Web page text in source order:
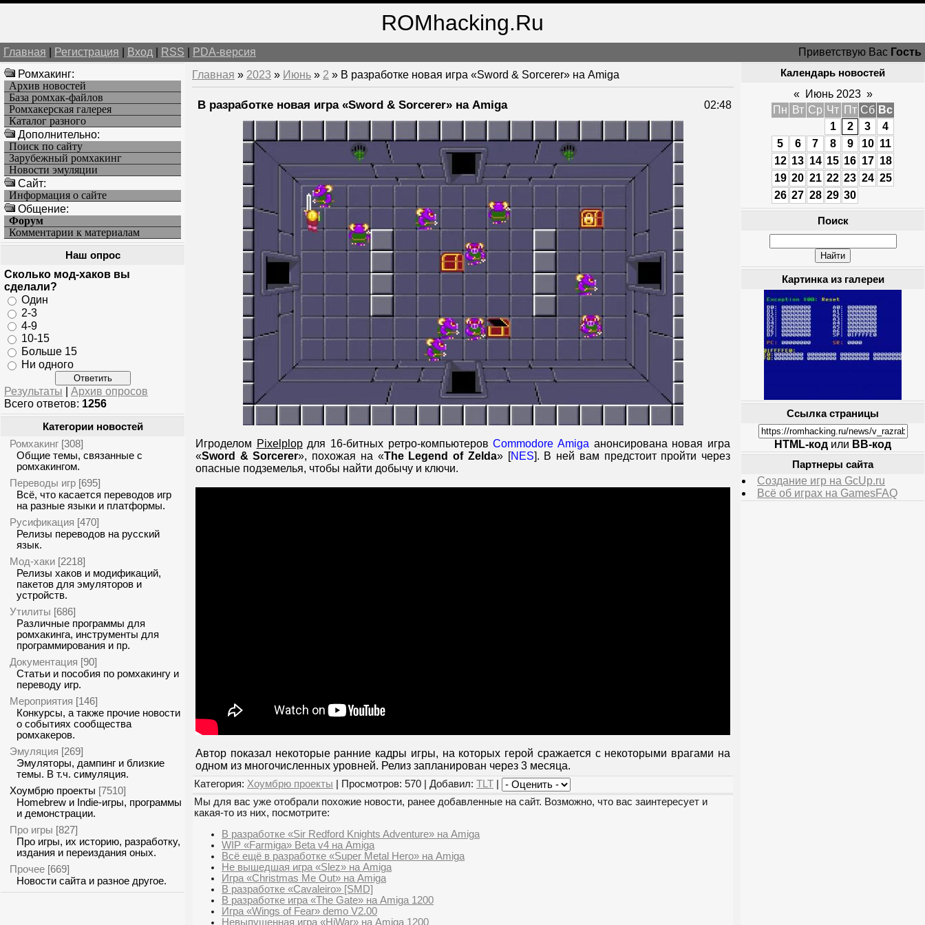
ROMhacking.Ru
Главная Регистрация Вход RSS PDA-версия Приветствую Вас Гость
Ромхакинг:
Архив новостей
База ромхак-файлов
Ромхакерская галерея
Каталог разного
Дополнительно:
Поиск по сайту
Зарубежный ромхакинг
Новости эмуляции
Cайт:
Информация о сайте
Общение:
Форум
Комментарии к материалам
Наш опрос
Сколько мод-хаков вы
сделали?
Один
2-3
4-9
10-15
Больше 15
Ни одного
Результаты
Архив опросов
Всего ответов: 1256
Категории новостей
Ромхакинг [308]
Общие темы, связанные с
ромхакингом.
Переводы игр [695]
Всё, что касается переводов игр
на разные языки и платформы.
Русификация [470]
Релизы переводов на русский
язык.
Мод-хаки [2218]
Релизы хаков и модификаций,
пакетов для эмуляторов и
устройств.
Утилиты [686]
Различные программы для
ромхакинга, инструменты для
программирования и пр.
Документация [90]
Статьи и пособия по ромхакингу и
переводу игр.
Мероприятия [146]
Конкурсы, а также прочие новости
о событиях сообщества
ромхакеров.
Эмуляция [269]
Эмуляторы, дампинг и близкие
темы. В т.ч. симуляция.
Хоумбрю проекты [7510]
Homebrew и Indie-игры, программы
и демонстрации.
Про игры [827]
Про игры, их историю, разработку,
издания и переиздания оных.
Прочее [669]
Новости сайта и разное другое.
Главная » 2023 » Июнь » 2 » В разработке новая игра «Sword & Sorcerer» на Amiga
В разработке новая игра «Sword & Sorcerer» на Amiga 02:48
Игроделом Pixelplopдля 16-битных ретро-компьютеровCommodore Amiga анонсирована новая игра
«Sword & Sorcerer», похожая на «The Legend of Zelda» [NES]. В ней вам предстоит пройти через
опасные подземелья, чтобы найти добычу и ключи.
Автор показал некоторые ранние кадры игры, на которых герой сражается с некоторыми врагами на
одном из многочисленных уровней. Релиз запланирован через 3 месяца.
Категория: Хоумбрю проекты | Просмотров: 570 | Добавил: TLT
Мы для вас уже отобрали похожие новости, ранее добавленные на сайт. Возможно, что вас заинтересует и
какая-то из них, посмотрите:
В разработке «Sir Redford Knights Adventure» на Amiga
WIP «Farmiga» Beta v4 на Amiga
Всё ещё в разработке «Super Metal Hero» на Amiga
Не вышедшая игра «Slez» на Amiga
Игра «Christmas Me Out» на Amiga
В разработке «Cavaleiro» [SMD]
В разработке игра «The Gate» на Amiga 1200
Игра «Wings of Fear» demo V2.00
Невыпущенная игра «HiWar» на Amiga 1200
Календарь новостей
« Июнь 2023 »
Пн
Вт Ср Чт Пт Сб Вс
1
2 3
4
5
6 7 8 9 10 11
12 13 14 15 16 17 18
19 20 21 22 23 24 25
26 27 28 29 30
Поиск
Картинка из галереи
Ссылка страницы
HTML-код или BB-код
Партнеры сайта
Создание игр на GcUp.ru
Всё об играх на GamesFAQ